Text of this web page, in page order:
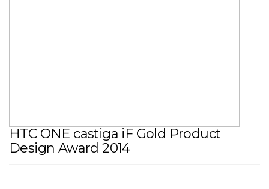
HTC ONE castiga iF Gold Product
Design Award 2014